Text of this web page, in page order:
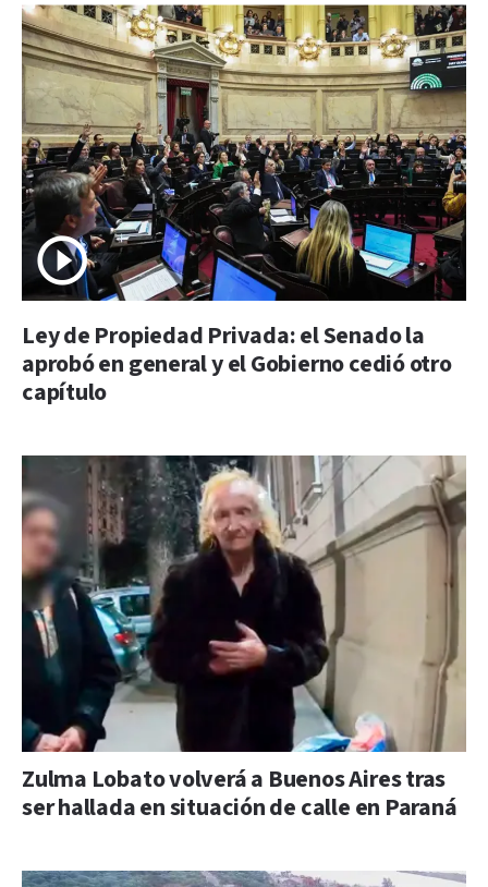
Ley de Propiedad Privada: el Senado la
aprobó en general y el Gobierno cedió otro
capítulo
Zulma Lobato volverá a Buenos Aires tras
ser hallada en situación de calle en Paraná